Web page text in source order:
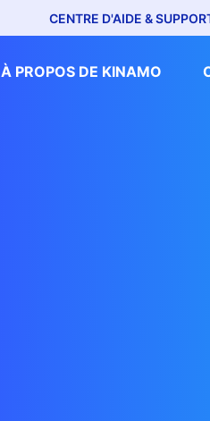
CENTRE D'AIDE &
À PROPOS DE KINAMO